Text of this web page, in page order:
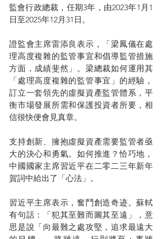
監會行政總裁，任期3年，由2023年1月1
日至2025年12月31日。
證監會主席雷添良表示，「梁鳳儀在處
理高度複雜的監管事宜和倡導監管措施
方面，成績斐然」。梁總裁如何運用其
「處理高度複雜的監管事宜」的經驗，
訂立一套領先的虛擬資產監管體系，平
衡市場發展所需和保護投資者所要，相
信很快便會見真章。
支持創新、擁抱虛擬資產需要監管者亟
大的決心和勇氣。如何推進？恰巧地，
中國國家主席習近平在二零二三年新年
賀詞中給出了「心法」。
習近平主席表示，奮鬥創造奇迹。蘇軾
有句話：「犯其至難而圖其至遠」，意
思是說「向最難之處攻堅，追求最遠大